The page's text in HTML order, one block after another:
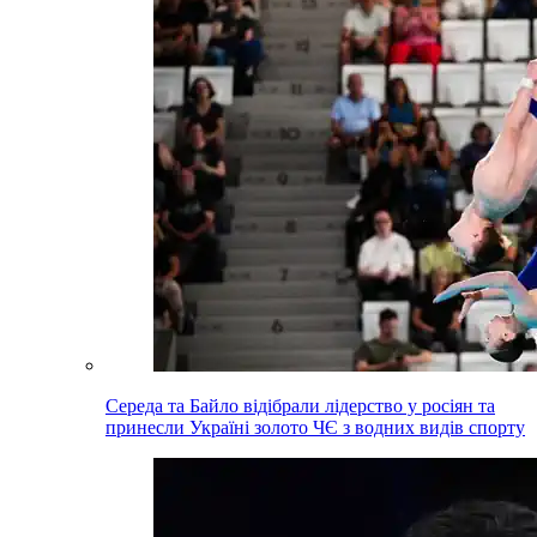
Середа та Байло відібрали лідерство у росіян та
принесли Україні золото ЧЄ з водних видів спорту